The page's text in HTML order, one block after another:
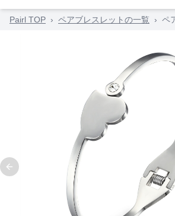
Pairl TOP › ペアブレスレットの一覧 › ペ
Previous slide